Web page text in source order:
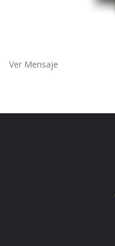
Ver Mensaje